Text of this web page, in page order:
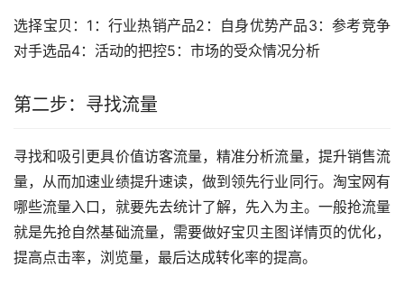
选择宝贝：1：行业热销产品2：自身优势产品3：参考竞争
对手选品4：活动的把控5：市场的受众情况分析
第二步：寻找流量
寻找和吸引更具价值访客流量，精准分析流量，提升销售流
量，从而加速业绩提升速读，做到领先行业同行。淘宝网有
哪些流量入口，就要先去统计了解，先入为主。一般抢流量
就是先抢自然基础流量，需要做好宝贝主图详情页的优化，
提高点击率，浏览量，最后达成转化率的提高。